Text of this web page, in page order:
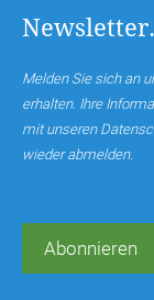
Newsletter.
Melden Sie sich an
erhalten. Ihre
mit unseren
wieder abmelden.
Abonnieren